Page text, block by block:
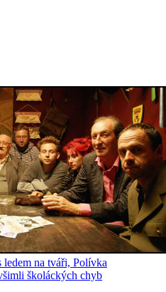
na tváři, Polívka
školáckých chyb